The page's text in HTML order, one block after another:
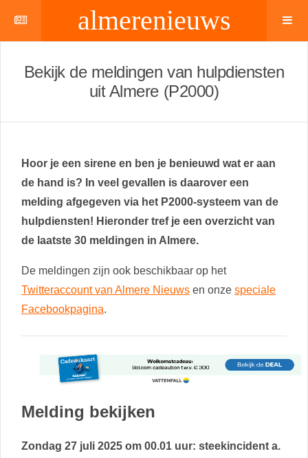
almerenieuws
Bekijk de meldingen van hulpdiensten
uit Almere (P2000)
Hoor je een sirene en ben je benieuwd wat er aan
de hand is? In veel gevallen is daarover een
melding afgegeven via het P2000-systeem van de
hulpdiensten! Hieronder tref je een overzicht van
de laatste 30 meldingen in Almere.
De meldingen zijn ook beschikbaar op het
Twitteraccount van Almere Nieuws en onze speciale
Facebookpagina.
Melding bekijken
Zondag 27 juli 2025 om 00.01 uur: steekincident a.